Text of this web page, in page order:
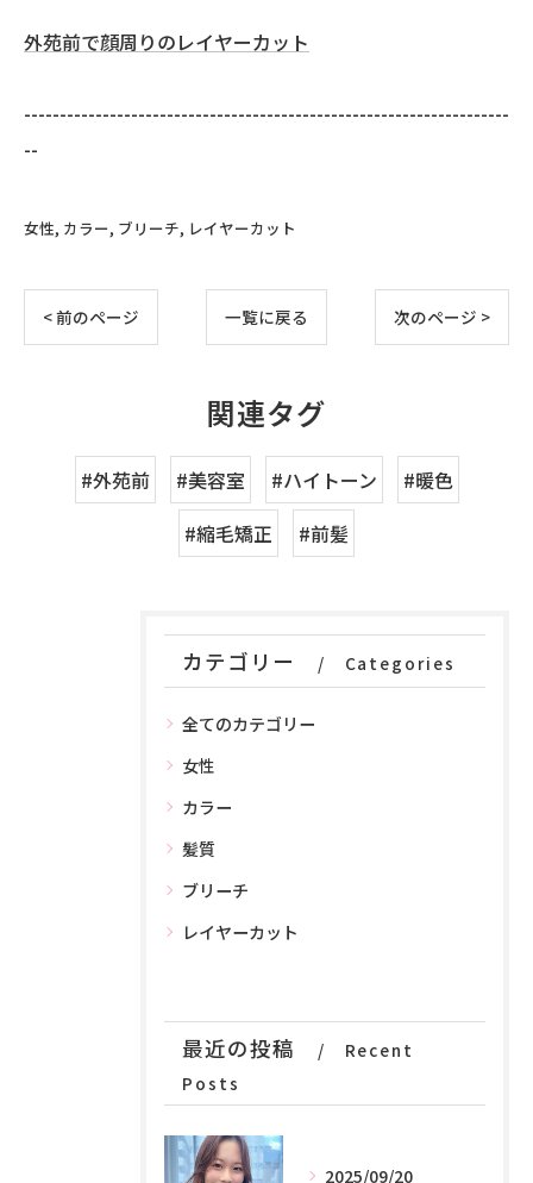
外苑前で顔周りのレイヤーカット
--------------------------------------------------------------------
--
女性 カラー ブリーチ レイヤーカット
< 前のページ 一覧に戻る 次のページ >
関連タグ
#外苑前 #美容室 #ハイトーン
#暖色
#縮毛矯正
#前髪
カテゴリー Categories
全てのカテゴリー
女性
カラー
髪質
ブリーチ
レイヤーカット
最近の投稿
Recent
Posts
2025/09/20